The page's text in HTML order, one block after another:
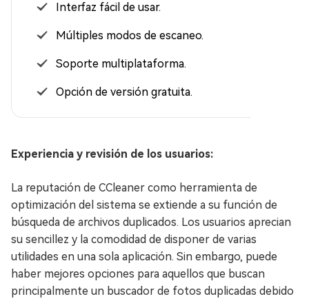
Interfaz fácil de usar.
Múltiples modos de escaneo.
Soporte multiplataforma.
Opción de versión gratuita.
Experiencia y revisión de los usuarios:
La reputación de CCleaner como herramienta de
optimización del sistema se extiende a su función de
búsqueda de archivos duplicados. Los usuarios aprecian
su sencillez y la comodidad de disponer de varias
utilidades en una sola aplicación. Sin embargo, puede
haber mejores opciones para aquellos que buscan
principalmente un buscador de fotos duplicadas debido